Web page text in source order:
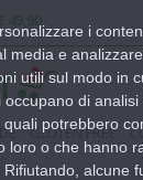
49,90
GLUTEN FREE
i
media e
utili sul modo in
di analisi
potrebbero
loro o che hanno
alcune